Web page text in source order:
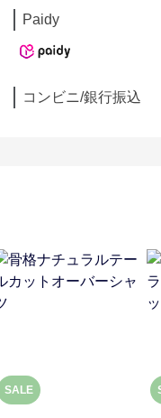
Paidy
コンビニ/銀行振込
SALE